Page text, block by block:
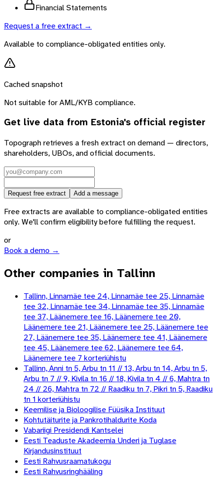
Financial Statements
Request a free extract →
Available to compliance-obligated entities only.
Cached snapshot
Not suitable for AML/KYB compliance.
Get live data from Estonia's official register
Topograph retrieves a fresh extract on demand — directors,
shareholders, UBOs, and official documents.
Request free extract Add a message
Free extracts are available to compliance-obligated entities
only. We'll confirm eligibility before fulfilling the request.
or
Book a demo →
Other companies in Tallinn
Tallinn, Linnamäe tee 24, Linnamäe tee 25, Linnamäe
tee 32, Linnamäe tee 34, Linnamäe tee 35, Linnamäe
tee 37, Läänemere tee 16, Läänemere tee 20,
Läänemere tee 21, Läänemere tee 25, Läänemere tee
27, Läänemere tee 35, Läänemere tee 41, Läänemere
tee 45, Läänemere tee 62, Läänemere tee 64,
Läänemere tee 7 korteriühistu
Tallinn, Anni tn 5, Arbu tn 11 // 13, Arbu tn 14, Arbu tn 5,
Arbu tn 7 // 9, Kivila tn 16 // 18, Kivila tn 4 // 6, Mahtra tn
24 // 26, Mahtra tn 72 // Raadiku tn 7, Pikri tn 5, Raadiku
tn 1 korteriühistu
Keemilise ja Bioloogilise Füüsika Instituut
Kohtutäiturite ja Pankrotihaldurite Koda
Vabariigi Presidendi Kantselei
Eesti Teaduste Akadeemia Underi ja Tuglase
Kirjandusinstituut
Eesti Rahvusraamatukogu
Eesti Rahvusringhääling